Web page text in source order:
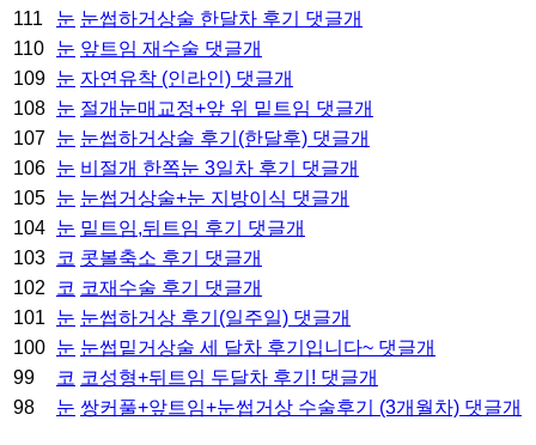
111
눈 눈썹하거상술 한달차 후기 댓글개
110
눈 앞트임 재수술 댓글개
109 눈 자연유착 (인라인) 댓글개
108 눈 절개눈매교정+앞 위 밑트임 댓글개
107 눈 눈썹하거상술 후기(한달후) 댓글개
106 눈 비절개 한쪽눈 3일차 후기 댓글개
105 눈 눈썹거상술+눈 지방이식 댓글개
104 눈 밑트임,뒤트임 후기 댓글개
103
코 콧볼축소 후기 댓글개
102
코 코재수술 후기 댓글개
101
눈 눈썹하거상 후기(일주일) 댓글개
100 눈 눈썹밑거상술 세 달차 후기입니다~ 댓글개
99
코 코성형+뒤트임 두달차 후기! 댓글개
98
눈 쌍커풀+앞트임+눈썹거상 수술후기 (3개월차) 댓글개